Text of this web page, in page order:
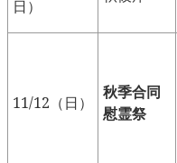
日）
11/12（日）
秋季合同
慰霊祭